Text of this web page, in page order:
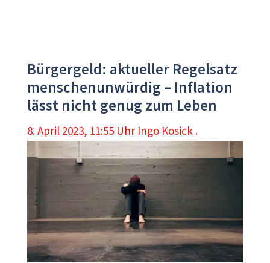
Bürgergeld: aktueller Regelsatz
menschenunwürdig – Inflation
lässt nicht genug zum Leben
8. April 2023, 11:55 Uhr Ingo Kosick .